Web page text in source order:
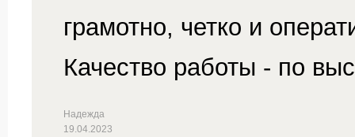
грамотно, четко и
Качество работы - по
Надежда
19.04.2023